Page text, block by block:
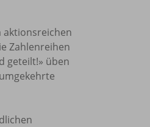
aktionsreichen
Zahlenreihen
geteilt!» üben